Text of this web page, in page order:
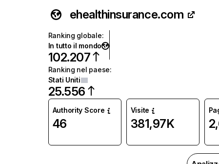
ehealthinsurance.com
Ranking globale:
In tutto il mondo
102.207
Ranking nel paese:
Stati Uniti
25.556
Authority Score
46
Visite
381,97K